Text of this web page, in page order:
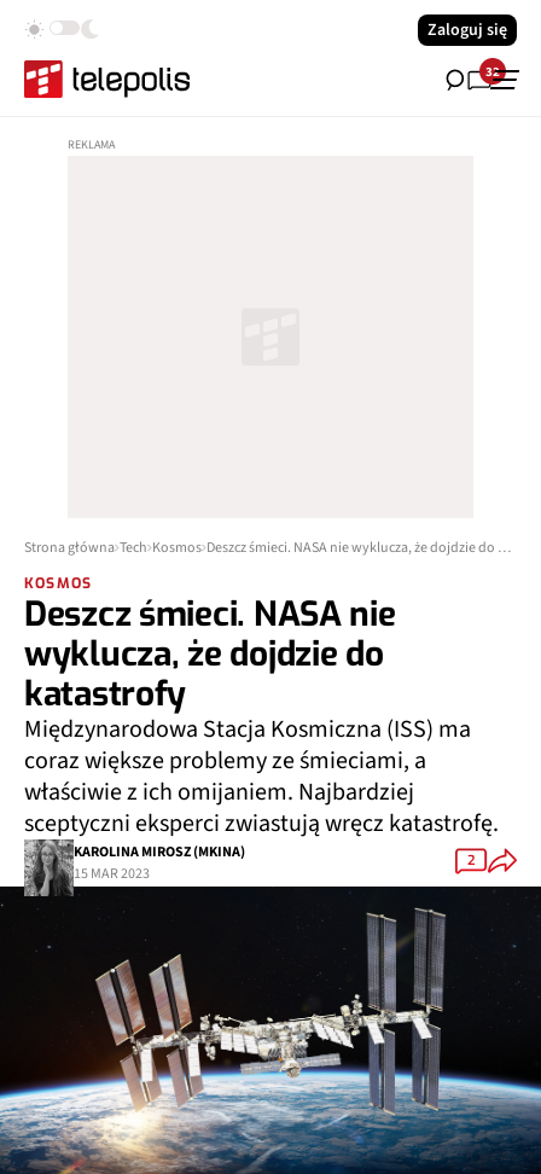
Zaloguj się
32
Strona główna Tech Kosmos Deszcz śmieci. NASA nie wyklucza, że dojdzie do katastrofy
KOSMOS
Deszcz śmieci. NASA nie
wyklucza, że dojdzie do
katastrofy
Międzynarodowa Stacja Kosmiczna (ISS) ma
coraz większe problemy ze śmieciami, a
właściwie z ich omijaniem. Najbardziej
sceptyczni eksperci zwiastują wręcz katastrofę.
KAROLINA MIROSZ (MKINA)
15 MAR 2023
2